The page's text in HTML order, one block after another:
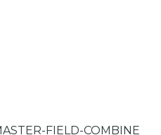
FIELD-COMBINE